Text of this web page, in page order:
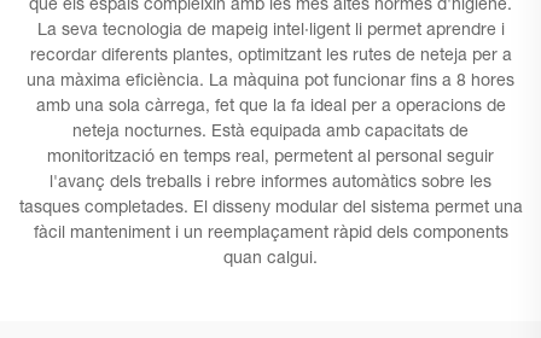
que els espais compleixin amb les més altes normes d'higiene.
La seva tecnologia de mapeig intel·ligent li permet aprendre i
recordar diferents plantes, optimitzant les rutes de neteja per a
una màxima eficiència. La màquina pot funcionar fins a 8 hores
amb una sola càrrega, fet que la fa ideal per a operacions de
neteja nocturnes. Està equipada amb capacitats de
monitorització en temps real, permetent al personal seguir
l'avanç dels treballs i rebre informes automàtics sobre les
tasques completades. El disseny modular del sistema permet una
fàcil manteniment i un reemplaçament ràpid dels components
quan calgui.